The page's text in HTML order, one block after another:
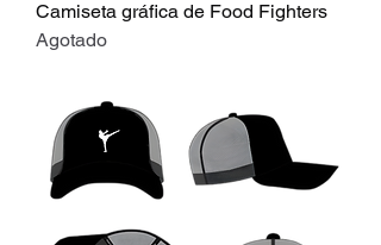
Camiseta gráfica de Food Fighters
Agotado